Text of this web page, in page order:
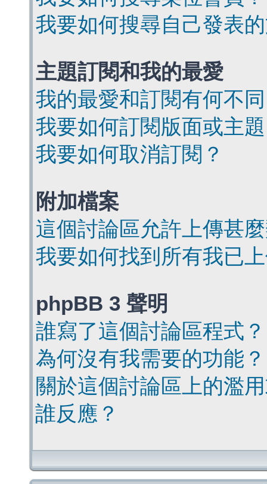
我要如何搜尋自己發表
主題訂閱和我的最愛
我的最愛和訂閱有何不
我要如何訂閱版面或主
我要如何取消訂閱？
附加檔案
這個討論區允許上傳甚
我要如何找到所有我已
phpBB 3 聲明
誰寫了這個討論區程式？
為何沒有我需要的功能？
關於這個討論區上的濫
誰反應？